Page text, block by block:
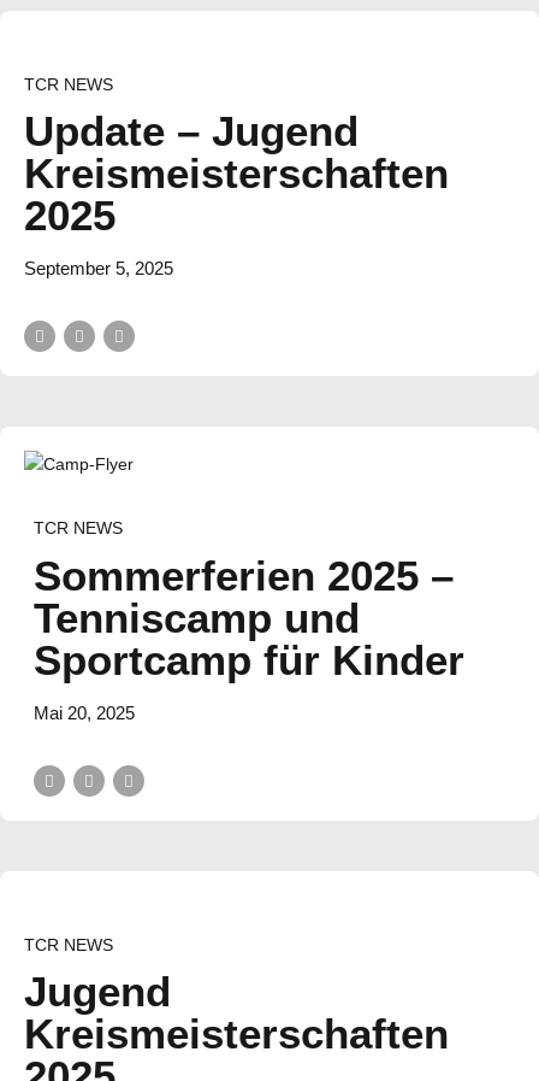
TCR NEWS
Update – Jugend
Kreismeisterschaften
2025
September 5, 2025
TCR NEWS
Sommerferien 2025 –
Tenniscamp und
Sportcamp für Kinder
Mai 20, 2025
TCR NEWS
Jugend
Kreismeisterschaften